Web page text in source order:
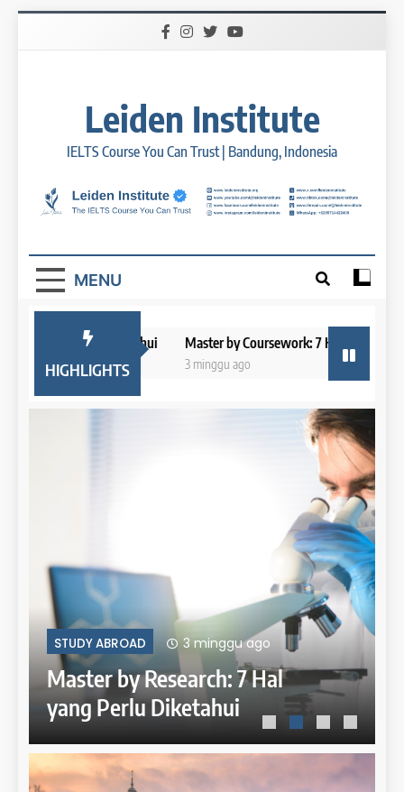
Leiden Institute
IELTS Course You Can Trust | Bandung, Indonesia
MENU
HIGHLIGHTS
Perlu Diketahui Master by Coursework: 7 Hal yang Perlu
3 minggu ago
STUDY ABROAD 3 minggu ago
Master by Research: 7 Hal
yang Perlu Diketahui